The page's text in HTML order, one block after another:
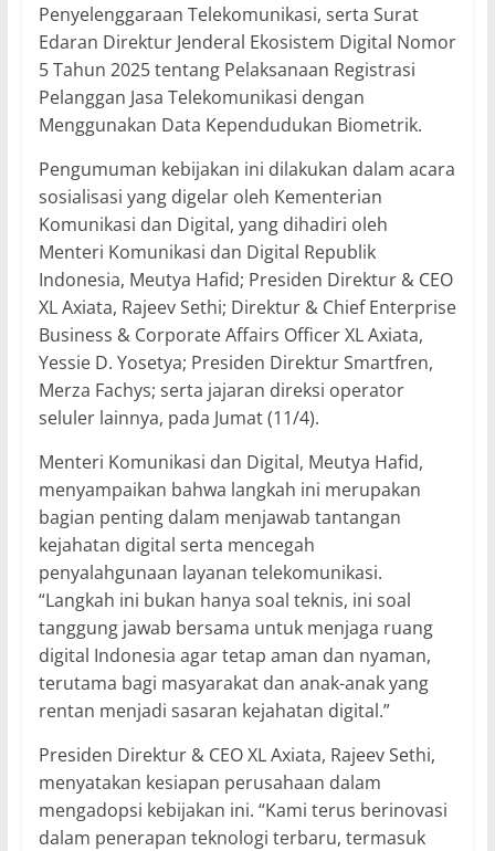
Penyelenggaraan Telekomunikasi, serta Surat
Edaran Direktur Jenderal Ekosistem Digital Nomor
5 Tahun 2025 tentang Pelaksanaan Registrasi
Pelanggan Jasa Telekomunikasi dengan
Menggunakan Data Kependudukan Biometrik.
Pengumuman kebijakan ini dilakukan dalam acara
sosialisasi yang digelar oleh Kementerian
Komunikasi dan Digital, yang dihadiri oleh
Menteri Komunikasi dan Digital Republik
Indonesia, Meutya Hafid; Presiden Direktur & CEO
XL Axiata, Rajeev Sethi; Direktur & Chief Enterprise
Business & Corporate Affairs Officer XL Axiata,
Yessie D. Yosetya; Presiden Direktur Smartfren,
Merza Fachys; serta jajaran direksi operator
seluler lainnya, pada Jumat (11/4).
Menteri Komunikasi dan Digital, Meutya Hafid,
menyampaikan bahwa langkah ini merupakan
bagian penting dalam menjawab tantangan
kejahatan digital serta mencegah
penyalahgunaan layanan telekomunikasi.
“Langkah ini bukan hanya soal teknis, ini soal
tanggung jawab bersama untuk menjaga ruang
digital Indonesia agar tetap aman dan nyaman,
terutama bagi masyarakat dan anak-anak yang
rentan menjadi sasaran kejahatan digital.”
Presiden Direktur & CEO XL Axiata, Rajeev Sethi,
menyatakan kesiapan perusahaan dalam
mengadopsi kebijakan ini. “Kami terus berinovasi
dalam penerapan teknologi terbaru, termasuk